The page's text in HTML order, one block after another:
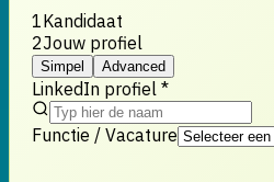
1Kandidaat
2Jouw profiel
Simpel Advanced
LinkedIn profiel *
Functie / Vacature